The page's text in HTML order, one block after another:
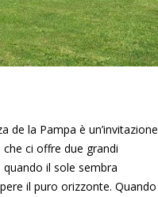
de la Pampa è un’invitazione
ci offre due grandi
il sole sembra
il puro orizzonte. Quando